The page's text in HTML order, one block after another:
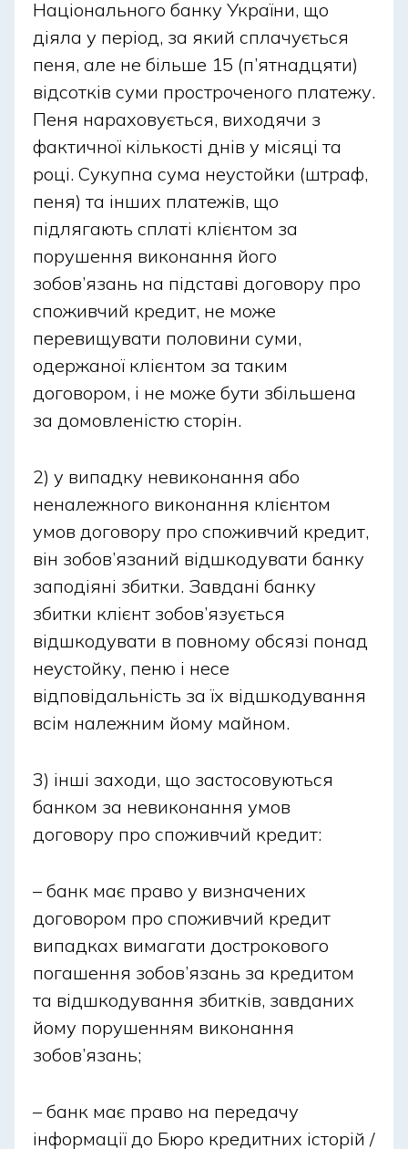
документів, коли банк запитує довідки;
внутрішні банківські перевірки (додаткова
ідентифікація особи, лімітів чи підозрілих
операцій потребує часу, особливо у святкові
дні).
Знання цих причин дозволяє заздалегідь
підготуватися та мінімізувати ризик відмови.
Висновок
Кредит у свято сьогодні реально оформити, проте
для успішного та швидкого отримання коштів
важливо врахувати кілька факторів. По-перше,
необхідно вибрати відповідний продукт (якщо
гроші потрібні на будь-які витрати – споживчий
кредит чи кредитна картка, коли метою є
частинами»). По-друге, важливо визначити зручний
канал оформлення: онлайн-заявка через сайт або
мобільний додаток дозволяє оформити позику
навіть у вихідні. Кредит у свято сьогодні є
актуальним, коли гроші потрібні терміново, а банки
продовжують працювати онлайн. Щоб
скористатися можливістю, залишайте заявку,
дізнавайтеся про умови або отримайте
консультацію БІЗБАНК прямо зараз.
Національного банку України, що
діяла у період, за який сплачується
пеня, але не більше 15 (п’ятнадцяти)
відсотків суми простроченого платежу.
Пеня нараховується, виходячи з
фактичної кількості днів у місяці та
році. Сукупна сума неустойки (штраф,
пеня) та інших платежів, що
підлягають сплаті клієнтом за
порушення виконання його
зобов’язань на підставі договору про
споживчий кредит, не може
перевищувати половини суми,
одержаної клієнтом за таким
договором, і не може бути збільшена
за домовленістю сторін.
2) у випадку невиконання або
неналежного виконання клієнтом
умов договору про споживчий кредит,
він зобов’язаний відшкодувати банку
заподіяні збитки. Завдані банку
збитки клієнт зобов’язується
відшкодувати в повному обсязі понад
неустойку, пеню і несе
відповідальність за їх відшкодування
всім належним йому майном.
3) інші заходи, що застосовуються
банком за невиконання умов
договору про споживчий кредит:
– банк має право у визначених
договором про споживчий кредит
випадках вимагати дострокового
погашення зобов’язань за кредитом
та відшкодування збитків, завданих
йому порушенням виконання
зобов’язань;
– банк має право на передачу
інформації до Бюро кредитних історій /